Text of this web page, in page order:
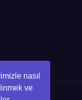
nasıl
ve